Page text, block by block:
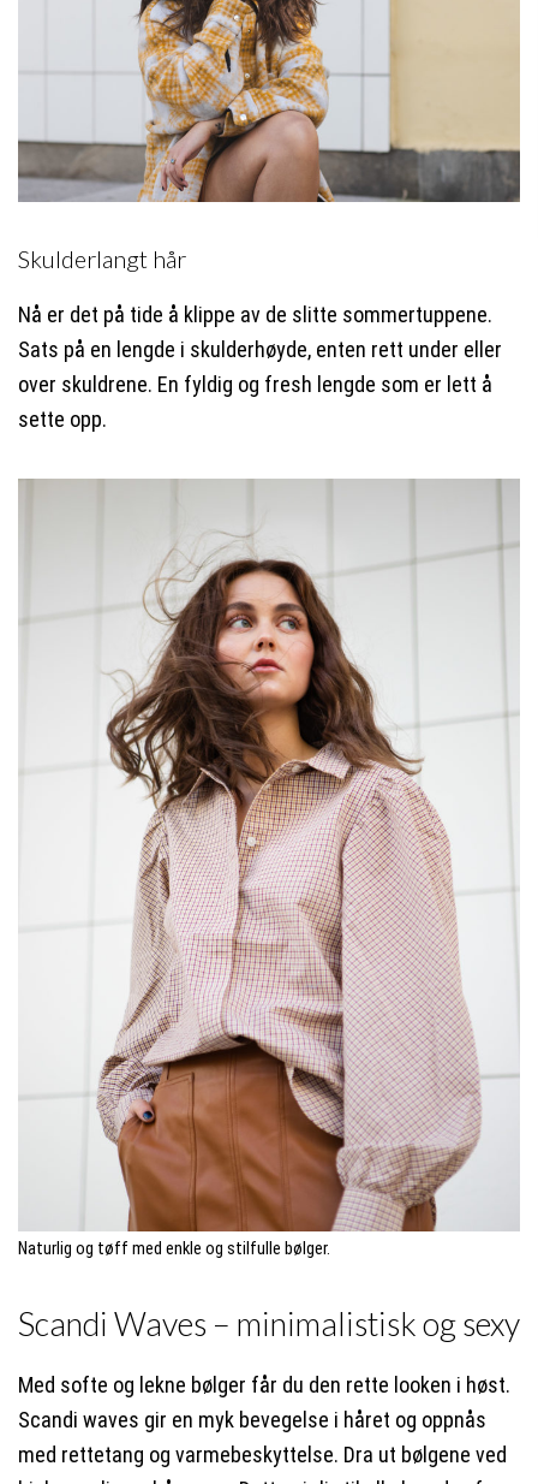
Skulderlangt hår
Nå er det på tide å klippe av de slitte sommertuppene.
Sats på en lengde i skulderhøyde, enten rett under eller
over skuldrene. En fyldig og fresh lengde som er lett å
sette opp.
Naturlig og tøff med enkle og stilfulle bølger.
Scandi Waves – minimalistisk og sexy
Med softe og lekne bølger får du den rette looken i høst.
Scandi waves gir en myk bevegelse i håret og oppnås
med rettetang og varmebeskyttelse. Dra ut bølgene ved